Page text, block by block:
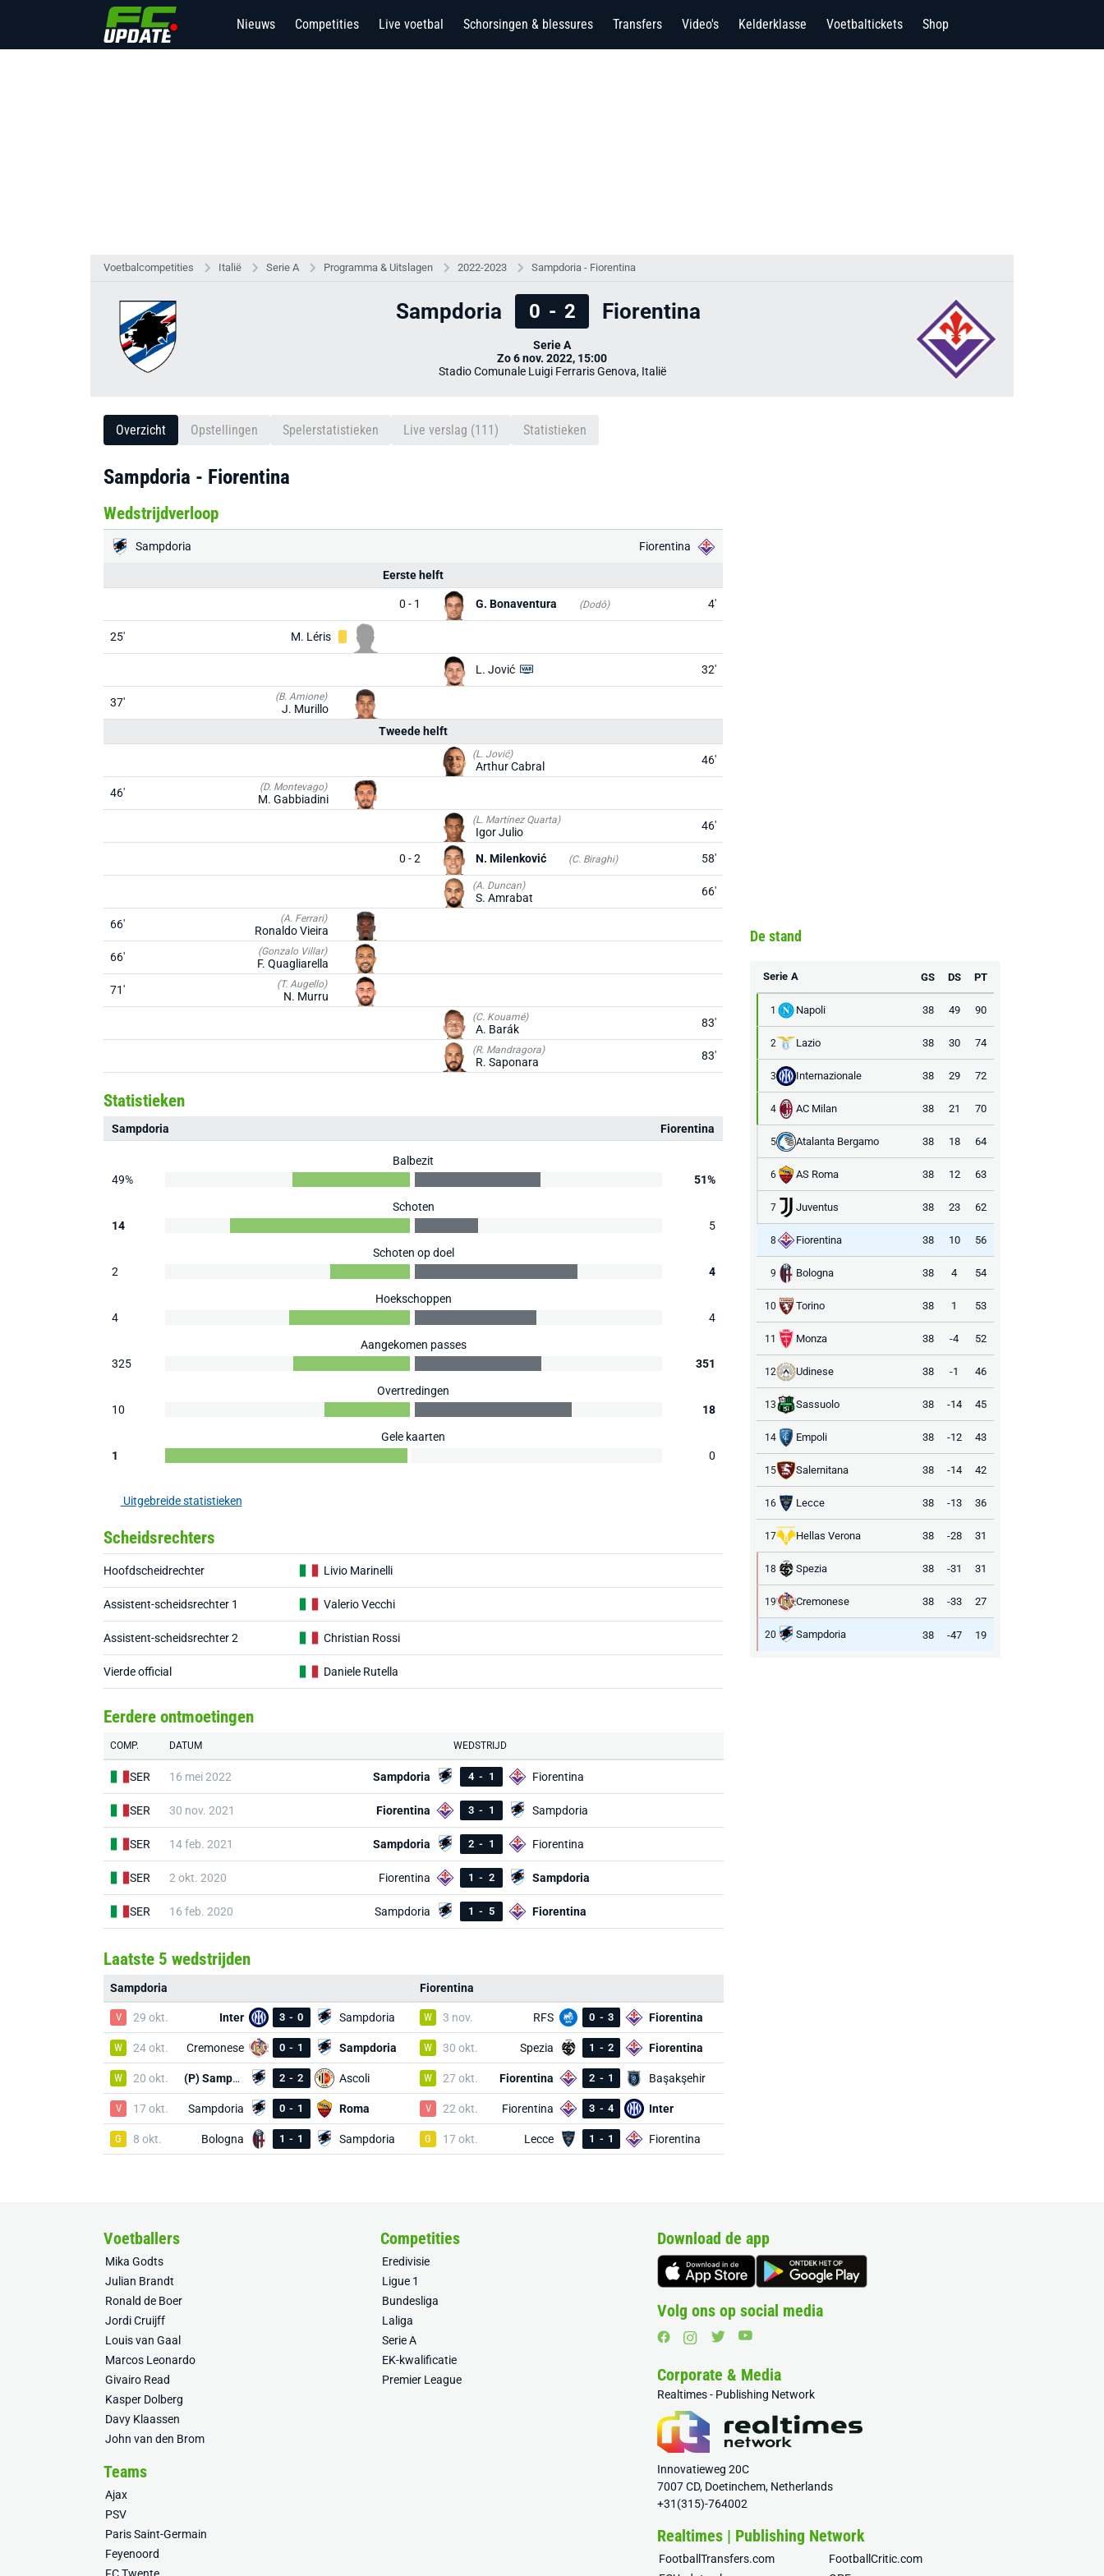
Nieuws Competities Live voetbal Schorsingen & blessures Transfers Video's Kelderklasse Voetbaltickets Shop
Voetbalcompetities Italië Serie A Programma & Uitslagen 2022-2023 Sampdoria - Fiorentina
Sampdoria 0 - 2 Fiorentina
Serie A
Zo 6 nov. 2022, 15:00
Stadio Comunale Luigi Ferraris Genova, Italië
Overzicht Opstellingen Spelerstatistieken Live verslag (111) Statistieken
Sampdoria - Fiorentina
Wedstrijdverloop
Sampdoria Fiorentina
Eerste helft
0 - 1 G. Bonaventura (Dodô) 4'
25' M. Léris
L. Jović 32'
37' (B. Amione)
J. Murillo
Tweede helft
(L. Jović)
Arthur Cabral 46'
46' (D. Montevago)
M. Gabbiadini
(L. Martínez Quarta)
Igor Julio 46'
0 - 2 N. Milenković (C. Biraghi) 58'
(A. Duncan)
S. Amrabat 66'
66' (A. Ferrari)
Ronaldo Vieira
66'
(Gonzalo Villar)
F. Quagliarella
71'
(T. Augello)
N. Murru
(C. Kouamé)
A. Barák 83'
(R. Mandragora)
R. Saponara 83'
Statistieken
Sampdoria Fiorentina
Balbezit
49%
51%
Schoten
14
5
Schoten op doel
2
4
Hoekschoppen
4
4
Aangekomen passes
325
351
Overtredingen
10
18
Gele kaarten
1
0
Uitgebreide statistieken
Scheidsrechters
Hoofdscheidrechter Livio Marinelli
Assistent-scheidsrechter 1 Valerio Vecchi
Assistent-scheidsrechter 2 Christian Rossi
Vierde official Daniele Rutella
Eerdere ontmoetingen
COMP. DATUM WEDSTRIJD
SER 16 mei 2022 Sampdoria 4 - 1 Fiorentina
SER 30 nov. 2021 Fiorentina 3 - 1 Sampdoria
SER 14 feb. 2021 Sampdoria 2 - 1 Fiorentina
SER 2 okt. 2020 Fiorentina 1 - 2 Sampdoria
SER 16 feb. 2020 Sampdoria 1 - 5 Fiorentina
Laatste 5 wedstrijden
Sampdoria
V 29 okt. Inter 3 - 0 Sampdoria
W 24 okt. Cremonese 0 - 1 Sampdoria
W 20 okt. (P) Sampdoria 2 - 2 Ascoli
V 17 okt. Sampdoria 0 - 1 Roma
G 8 okt. Bologna 1 - 1 Sampdoria
Fiorentina
W 3 nov. RFS 0 - 3 Fiorentina
W 30 okt. Spezia 1 - 2 Fiorentina
W 27 okt. Fiorentina 2 - 1 Başakşehir
V 22 okt. Fiorentina 3 - 4 Inter
G 17 okt. Lecce 1 - 1 Fiorentina
De stand
Serie A GS DS PT
1 Napoli 38 49 90
2 Lazio 38 30 74
3 Internazionale 38 29 72
4 AC Milan 38 21 70
5 Atalanta Bergamo 38 18 64
6 AS Roma 38 12 63
7 Juventus 38 23 62
8 Fiorentina 38 10 56
9 Bologna 38 4 54
10 Torino 38 1 53
11 Monza 38 -4 52
12 Udinese 38 -1 46
13 Sassuolo 38 -14 45
14 Empoli 38 -12 43
15 Salernitana 38 -14 42
16 Lecce 38 -13 36
17 Hellas Verona 38 -28 31
18 Spezia 38 -31 31
19 Cremonese 38 -33 27
20 Sampdoria 38 -47 19
Voetballers
Mika Godts
Julian Brandt
Ronald de Boer
Jordi Cruijff
Louis van Gaal
Marcos Leonardo
Givairo Read
Kasper Dolberg
Davy Klaassen
John van den Brom
Competities
Eredivisie
Ligue 1
Bundesliga
Laliga
Serie A
EK-kwalificatie
Premier League
Teams
Ajax
PSV
Paris Saint-Germain
Feyenoord
Download de app
Volg ons op social media
Corporate & Media
Realtimes - Publishing Network
Innovatieweg 20C
7007 CD, Doetinchem, Netherlands
+31(315)-764002
Realtimes | Publishing Network
FootballTransfers.com
FootballCritic.com